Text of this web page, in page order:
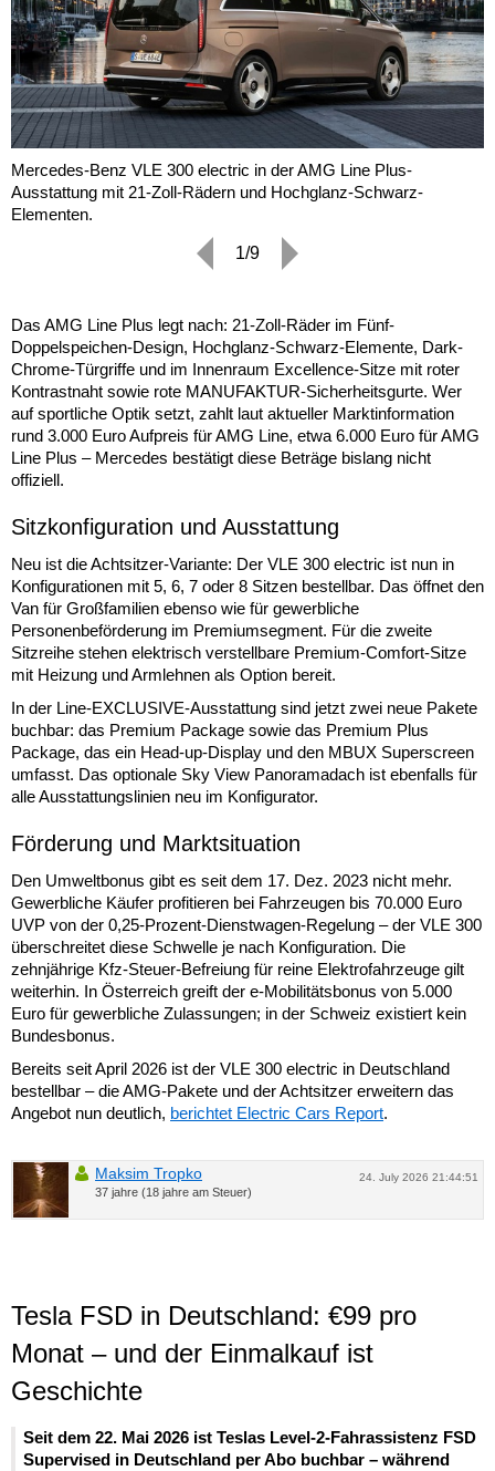
Mercedes-Benz VLE 300 electric in der AMG Line Plus-
Ausstattung mit 21-Zoll-Rädern und Hochglanz-Schwarz-
Elementen.
1/9
Das AMG Line Plus legt nach: 21-Zoll-Räder im Fünf-
Doppelspeichen-Design, Hochglanz-Schwarz-Elemente, Dark-
Chrome-Türgriffe und im Innenraum Excellence-Sitze mit roter
Kontrastnaht sowie rote MANUFAKTUR-Sicherheitsgurte. Wer
auf sportliche Optik setzt, zahlt laut aktueller Marktinformation
rund 3.000 Euro Aufpreis für AMG Line, etwa 6.000 Euro für AMG
Line Plus – Mercedes bestätigt diese Beträge bislang nicht
offiziell.
Sitzkonfiguration und Ausstattung
Neu ist die Achtsitzer-Variante: Der VLE 300 electric ist nun in
Konfigurationen mit 5, 6, 7 oder 8 Sitzen bestellbar. Das öffnet den
Van für Großfamilien ebenso wie für gewerbliche
Personenbeförderung im Premiumsegment. Für die zweite
Sitzreihe stehen elektrisch verstellbare Premium-Comfort-Sitze
mit Heizung und Armlehnen als Option bereit.
In der Line-EXCLUSIVE-Ausstattung sind jetzt zwei neue Pakete
buchbar: das Premium Package sowie das Premium Plus
Package, das ein Head-up-Display und den MBUX Superscreen
umfasst. Das optionale Sky View Panoramadach ist ebenfalls für
alle Ausstattungslinien neu im Konfigurator.
Förderung und Marktsituation
Den Umweltbonus gibt es seit dem 17. Dez. 2023 nicht mehr.
Gewerbliche Käufer profitieren bei Fahrzeugen bis 70.000 Euro
UVP von der 0,25-Prozent-Dienstwagen-Regelung – der VLE 300
überschreitet diese Schwelle je nach Konfiguration. Die
zehnjährige Kfz-Steuer-Befreiung für reine Elektrofahrzeuge gilt
weiterhin. In Österreich greift der e-Mobilitätsbonus von 5.000
Euro für gewerbliche Zulassungen; in der Schweiz existiert kein
Bundesbonus.
Bereits seit April 2026 ist der VLE 300 electric in Deutschland
bestellbar – die AMG-Pakete und der Achtsitzer erweitern das
Angebot nun deutlich, berichtet Electric Cars Report.
24. July 2026 21:44:51
Maksim Tropko
37 jahre (18 jahre am Steuer)
Tesla FSD in Deutschland: €99 pro
Monat – und der Einmalkauf ist
Geschichte
Seit dem 22. Mai 2026 ist Teslas Level-2-Fahrassistenz FSD
Supervised in Deutschland per Abo buchbar – während